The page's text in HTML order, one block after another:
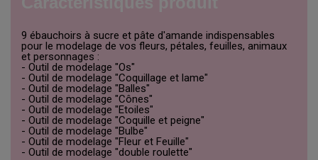
9 ébauchoirs à sucre et pâte d'amande indispensables
pour le modelage de vos fleurs, pétales, feuilles, animaux
et personnages :
- Outil de modelage "Os"
- Outil de modelage "Coquillage et lame"
- Outil de modelage "Balles"
- Outil de modelage "Cônes"
- Outil de modelage "Etoiles"
- Outil de modelage "Coquille et peigne"
- Outil de modelage "Bulbe"
- Outil de modelage "Fleur et Feuille"
- Outil de modelage "double roulette"